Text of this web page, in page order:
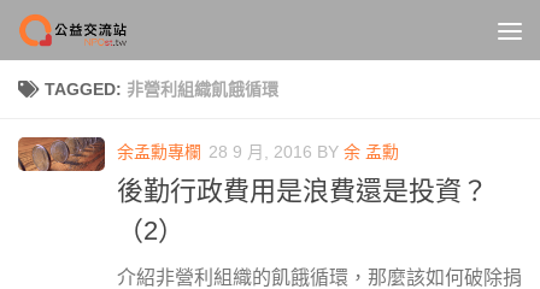
Skip to content
TAGGED: 非營利組織飢餓循環
余孟勳專欄 28 9 月, 2016 BY 余 孟勳
後勤行政費用是浪費還是投資？
（2）
介紹非營利組織的飢餓循環，那麼該如何破除捐